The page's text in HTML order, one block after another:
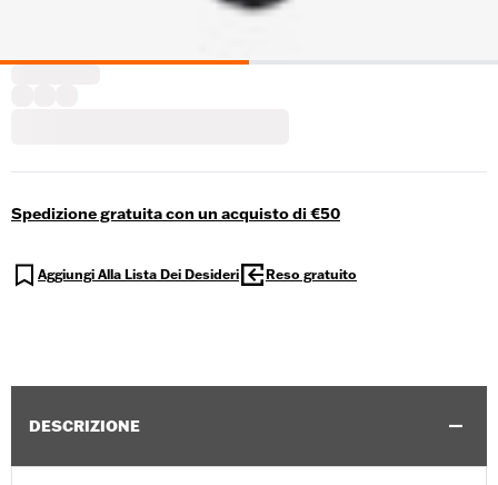
Spedizione gratuita con un acquisto di €50
Aggiungi Alla Lista Dei Desideri Reso gratuito
DESCRIZIONE